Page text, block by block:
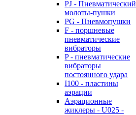
PJ - Пневматический
молоты-пушки
PG - Пневмопушки
F - поршневые
пневматические
вибраторы
P - пневматические
вибраторы
постоянного удара
I100 - пластины
аэрации
Аэрационные
жиклеры - U025 -